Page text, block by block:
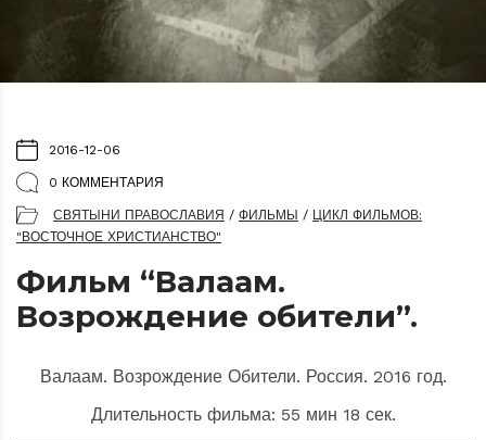
2016-12-06
0 КОММЕНТАРИЯ
СВЯТЫНИ ПРАВОСЛАВИЯ / ФИЛЬМЫ / ЦИКЛ ФИЛЬМОВ:
"ВОСТОЧНОЕ ХРИСТИАНСТВО"
Фильм “Валаам.
Возрождение обители”.
Валаам. Возрождение Обители. Россия. 2016 год.
Длительность фильма: 55 мин 18 сек.